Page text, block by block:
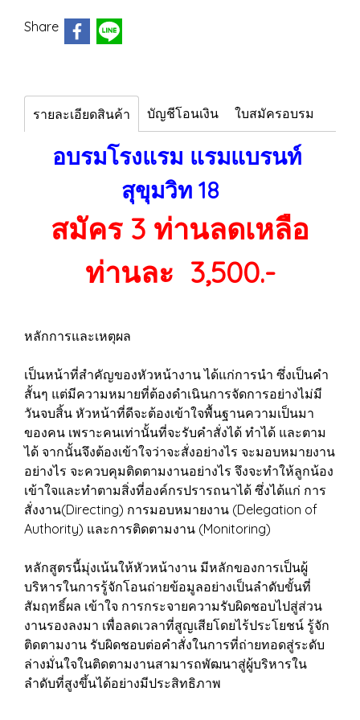
Share
รายละเอียดสินค้า บัญชีโอนเงิน ใบสมัครอบรม
อบรมโรงแรม แรมแบรนท์
สุขุมวิท 18
สมัคร 3 ท่านลดเหลือ
ท่านละ 3,500.-
หลักการและเหตุผล
เป็นหน้าที่สำคัญของหัวหน้างาน ได้แก่การนำ ซึ่งเป็นคำ
สั้นๆ แต่มีความหมายที่ต้องดำเนินการจัดการอย่างไม่มี
วันจบสิ้น หัวหน้าที่ดีจะต้องเข้าใจพื้นฐานความเป็นมา
ของคน เพราะคนเท่านั้นที่จะรับคำสั่งได้ ทำได้ และตาม
ได้ จากนั้นจึงต้องเข้าใจว่าจะสั่งอย่างไร จะมอบหมายงาน
อย่างไร จะควบคุมติดตามงานอย่างไร จึงจะทำให้ลูกน้อง
เข้าใจและทำตามสิ่งที่องค์กรปรารถนาได้ ซึ่งได้แก่ การ
สั่งงาน(Directing) การมอบหมายงาน (Delegation of
Authority) และการติดตามงาน (Monitoring)
หลักสูตรนี้มุ่งเน้นให้หัวหน้างาน มีหลักของการเป็นผู้
บริหารในการรู้จักโอนถ่ายข้อมูลอย่างเป็นลำดับขั้นที่
สัมฤทธิ์ผล เข้าใจ การกระจายความรับผิดชอบไปสู่ส่วน
งานรองลงมา เพื่อลดเวลาที่สูญเสียโดยไร้ประโยชน์ รู้จัก
ติดตามงาน รับผิดชอบต่อคำสั่งในการที่ถ่ายทอดสู่ระดับ
ล่างมั่นใจในติดตามงานสามารถพัฒนาสู่ผู้บริหารใน
ลำดับที่สูงขึ้นได้อย่างมีประสิทธิภาพ